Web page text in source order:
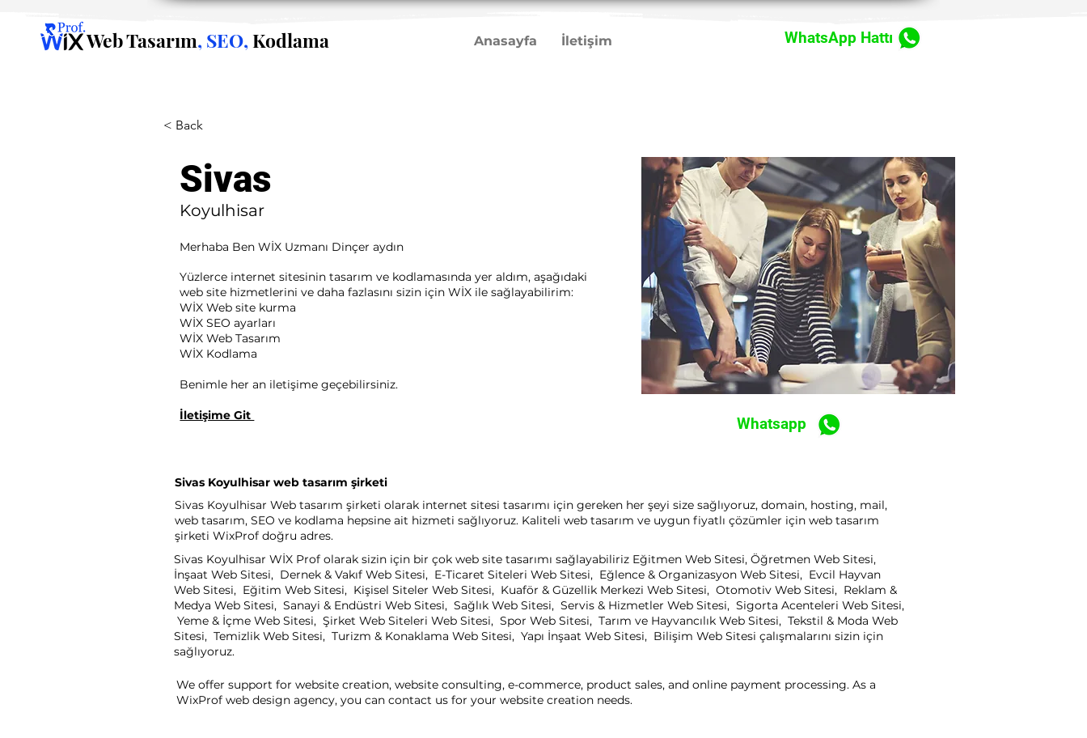
Web Tasarım, SEO,Kodlama Anasayfa İletişim WhatsApp Hattı
< Back
Sivas
Koyulhisar
Merhaba Ben WİX Uzmanı Dinçer aydın
Yüzlerce internet sitesinin tasarım ve kodlamasında yer aldım, aşağıdaki
web site hizmetlerini ve daha fazlasını sizin için WİX ile sağlayabilirim:​ ​
WİX Web site kurma
WİX SEO ayarları
WİX Web Tasarım
WİX Kodlama ​
Benimle her an iletişime geçebilirsiniz.
İletişime Git Whatsapp
Sivas Koyulhisar web tasarım şirketi
Sivas Koyulhisar Web tasarım şirketi olarak internet sitesi tasarımı için gereken her şeyi size sağlıyoruz, domain, hosting, mail,
web tasarım, SEO ve kodlama hepsine ait hizmeti sağlıyoruz. Kaliteli web tasarım ve uygun fiyatlı çözümler için web tasarım
şirketi WixProf doğru adres.
Sivas Koyulhisar WİX Prof olarak sizin için bir çok web site tasarımı sağlayabiliriz Eğitmen Web Sitesi, Öğretmen Web Sitesi,
İnşaat Web Sitesi, Dernek & Vakıf Web Sitesi, E-Ticaret Siteleri Web Sitesi, Eğlence & Organizasyon Web Sitesi, Evcil Hayvan
Web Sitesi, Eğitim Web Sitesi, Kişisel Siteler Web Sitesi, Kuaför & Güzellik Merkezi Web Sitesi, Otomotiv Web Sitesi, Reklam &
Medya Web Sitesi, Sanayi & Endüstri Web Sitesi, Sağlık Web Sitesi, Servis & Hizmetler Web Sitesi, Sigorta Acenteleri Web Sitesi,
Yeme & İçme Web Sitesi, Şirket Web Siteleri Web Sitesi, Spor Web Sitesi, Tarım ve Hayvancılık Web Sitesi, Tekstil & Moda Web
Sitesi, Temizlik Web Sitesi, Turizm & Konaklama Web Sitesi, Yapı İnşaat Web Sitesi, Bilişim Web Sitesi çalışmalarını sizin için
sağlıyoruz.
We offer support for website creation, website consulting, e-commerce, product sales, and online payment processing. As a
WixProf web design agency, you can contact us for your website creation needs.